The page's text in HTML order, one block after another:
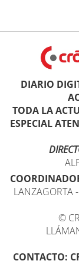
DIARIO
TODA LA
ESPECIAL
©
CONTACTO: